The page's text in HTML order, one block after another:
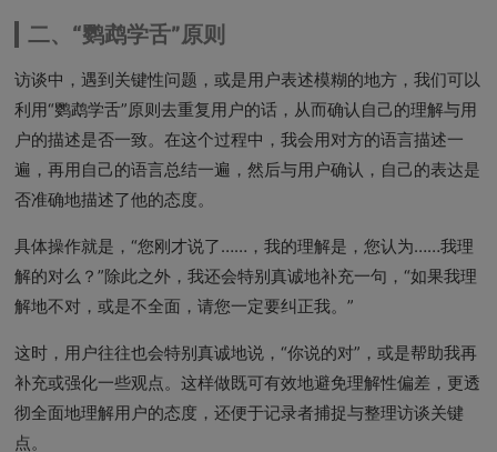
二、“鹦鹉学舌”原则
访谈中，遇到关键性问题，或是用户表述模糊的地方，我们可以
利用“鹦鹉学舌”原则去重复用户的话，从而确认自己的理解与用
户的描述是否一致。在这个过程中，我会用对方的语言描述一
遍，再用自己的语言总结一遍，然后与用户确认，自己的表达是
否准确地描述了他的态度。
具体操作就是，“您刚才说了……，我的理解是，您认为……我理
解的对么？”除此之外，我还会特别真诚地补充一句，“如果我理
解地不对，或是不全面，请您一定要纠正我。”
这时，用户往往也会特别真诚地说，“你说的对”，或是帮助我再
补充或强化一些观点。这样做既可有效地避免理解性偏差，更透
彻全面地理解用户的态度，还便于记录者捕捉与整理访谈关键
点。